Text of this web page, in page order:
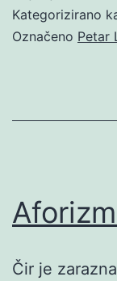
Kategorizirano
Označeno Petar
Čir je